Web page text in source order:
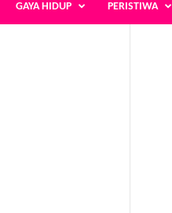
GAYA HIDUP PERISTIWA